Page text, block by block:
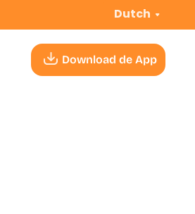
Dutch
Download de App